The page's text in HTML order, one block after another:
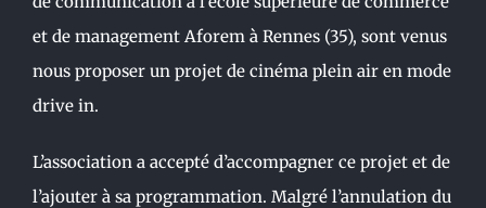
et de management Aforem à Rennes (35), sont venus
nous proposer un projet de cinéma plein air en mode
drive in.
L’association a accepté d’accompagner ce projet et de
l’ajouter à sa programmation. Malgré l’annulation du